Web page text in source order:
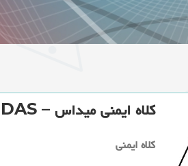
کلاه ایمنی میداس – MIDAS
کلاه ایمنی